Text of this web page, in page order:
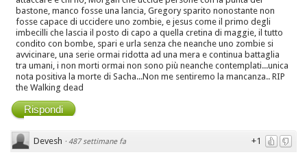
bastone, manco fosse una lancia, Gregory sparito nonostante non
fosse capace di uccidere uno zombie, e jesus come il primo degli
imbecilli che lascia il posto di capo a quella cretina di maggie, il tutto
condito con bombe, spari e urla senza che neanche uno zombie si
avvicinare, una serie ormai ridotta ad una mera e continua battaglia
tra umani, i non morti ormai non sono più neanche contemplati...unica
nota positiva la morte di Sacha...Non me sentiremo la mancanza.. RIP
the Walking dead
Rispondi
+1
Devesh · 487 settimane fa